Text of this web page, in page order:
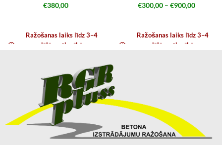
€380,00
Ražošanas laiks līdz 3–4
nedēļām atkarībā no
€300,00 – €900,00
Ražošanas laiks līdz 3–4
nedēļām atkarībā no